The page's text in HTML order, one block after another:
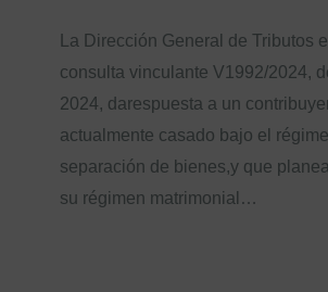
La Dirección General de Tributos
consulta vinculante V1992/2024,
2024, darespuesta a un
actualmente casado bajo el
separación de bienes,y que
su régimen matrimonial…